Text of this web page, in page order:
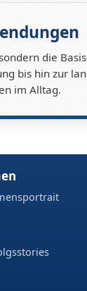
die
bis hin zur
im Alltag.